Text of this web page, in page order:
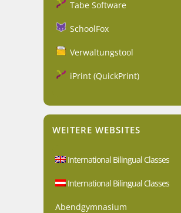
Tabe Software
SchoolFox
Verwaltungstool
iPrint (QuickPrint)
WEITERE WEBSITES
International Bilingual Classes
International Bilingual Classes
Abendgymnasium